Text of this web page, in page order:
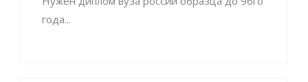
года...